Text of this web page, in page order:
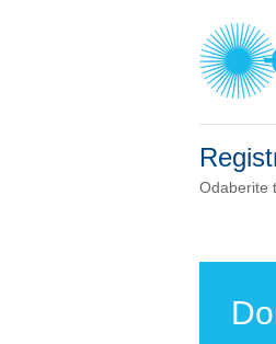
Odaberite